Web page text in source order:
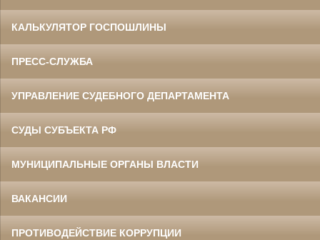
КАЛЬКУЛЯТОР ГОСПОШЛИНЫ
ПРЕСС-СЛУЖБА
УПРАВЛЕНИЕ СУДЕБНОГО ДЕПАРТАМЕНТА
СУДЫ СУБЪЕКТА РФ
МУНИЦИПАЛЬНЫЕ ОРГАНЫ ВЛАСТИ
ВАКАНСИИ
ПРОТИВОДЕЙСТВИЕ КОРРУПЦИИ